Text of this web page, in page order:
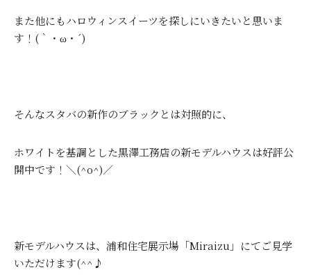
また他にもハロウィンスイーツを探しにいきたいと思いま
す！(｀・ω・´)
そんなスタバの新作のブラックとは対照的に、
ホワイトを基調とした黒澤工務店の新モデルハウスは好評公
開中です！＼(^o^)／
新モデルハウスは、浦和住宅展示場「Miraizu」にてご見学
いただけます(^^♪